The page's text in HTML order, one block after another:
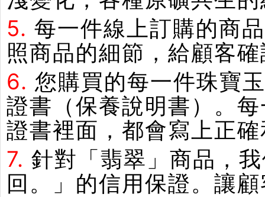
5. 每一件線上訂購的商
照商品的細節，給顧客
6. 您購買的每一件珠寶
證書（保養說明書）。
證書裡面，都會寫上正
7. 針對「翡翠」商品，
回。」的信用保證。讓